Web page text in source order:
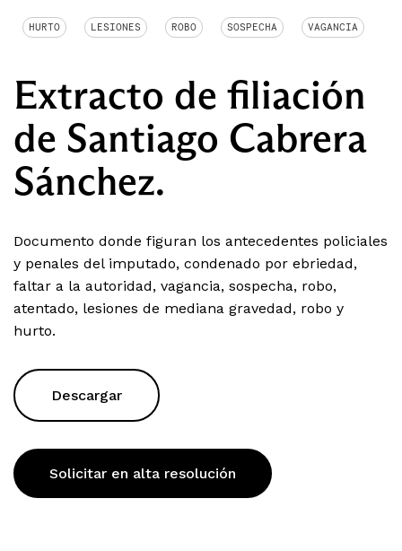
HURTO LESIONES ROBO SOSPECHA VAGANCIA
Extracto de filiación
de Santiago Cabrera
Sánchez.
Documento donde figuran los antecedentes policiales
y penales del imputado, condenado por ebriedad,
faltar a la autoridad, vagancia, sospecha, robo,
atentado, lesiones de mediana gravedad, robo y
hurto.
Descargar
Solicitar en alta resolución